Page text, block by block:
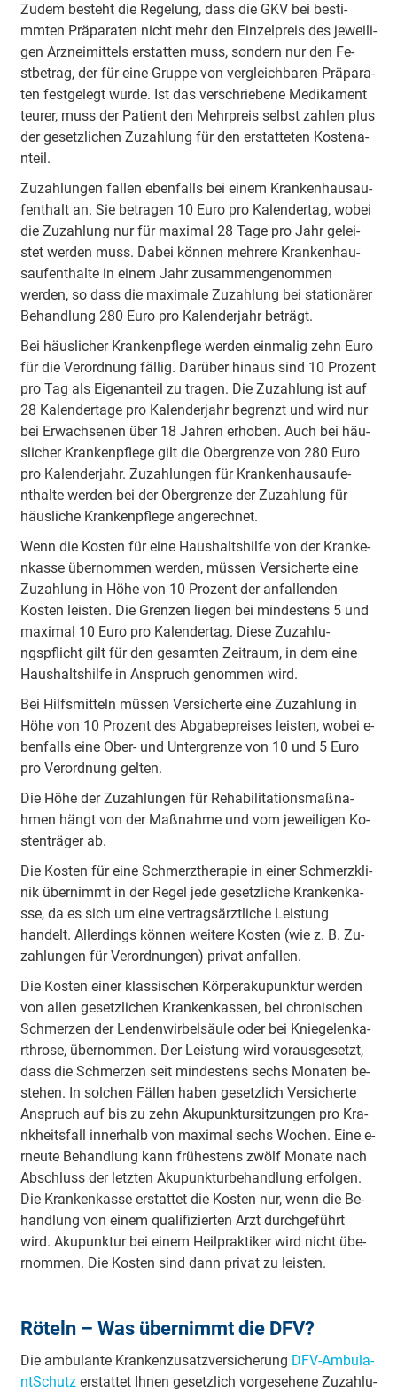
Zudem besteht die Re­ge­lung, dass die GKV bei be­sti­
mmten Prä­pa­ra­ten nicht mehr den Ei­nze­lpreis des je­wei­li­
gen A­rznei­mi­ttels e­rsta­tten muss, sondern nur den Fe­
stbe­trag, der für eine Gruppe von ve­rglei­chba­ren Prä­pa­ra­
ten fe­stge­legt wurde. Ist das ve­rschrie­be­ne Me­di­ka­ment
teurer, muss der Patient den Mehrpreis selbst zahlen plus
der ge­se­tzli­chen Zu­za­hlung für den e­rsta­tte­ten Ko­ste­na­
nteil.
Zu­za­hlu­ngen fallen e­be­nfalls bei einem Kra­nke­nhau­sau­
fe­nthalt an. Sie be­tra­gen 10 Euro pro Ka­le­nde­rtag, wobei
die Zu­za­hlung nur für ma­xi­mal 28 Tage pro Jahr ge­lei­
stet werden muss. Dabei können me­hre­re Kra­nke­nhau­
sau­fe­ntha­lte in einem Jahr zu­sa­mme­nge­no­mmen
werden, so dass die ma­xi­ma­le Zu­za­hlung bei sta­tio­nä­rer
Be­ha­ndlung 280 Euro pro Ka­le­nde­rjahr beträgt.
Bei häu­sli­cher Kra­nke­npfle­ge werden ei­nma­lig zehn Euro
für die Ve­ro­rdnung fällig. Da­rü­ber hinaus sind 10 Prozent
pro Tag als Ei­ge­na­nteil zu tragen. Die Zu­za­hlung ist auf
28 Ka­le­nde­rta­ge pro Ka­le­nde­rjahr begrenzt und wird nur
bei E­rwa­chse­nen über 18 Jahren e­rho­ben. Auch bei häu­
sli­cher Kra­nke­npfle­ge gilt die O­be­rgre­nze von 280 Euro
pro Ka­le­nde­rjahr. Zu­za­hlu­ngen für Kra­nke­nhau­sau­fe­
ntha­lte werden bei der O­be­rgre­nze der Zu­za­hlung für
häu­sli­che Kra­nke­npfle­ge a­nge­re­chnet.
Wenn die Kosten für eine Hau­sha­ltshi­lfe von der Kra­nke­
nka­sse ü­be­rno­mmen werden, müssen Ve­rsi­che­rte eine
Zu­za­hlung in Höhe von 10 Prozent der a­nfa­lle­nden
Kosten leisten. Die Grenzen liegen bei mi­nde­stens 5 und
ma­xi­mal 10 Euro pro Ka­le­nde­rtag. Diese Zu­za­hlu­
ngspflicht gilt für den ge­sa­mten Zeitraum, in dem eine
Hau­sha­ltshi­lfe in Anspruch ge­no­mmen wird.
Bei Hi­lfsmi­tteln müssen Ve­rsi­che­rte eine Zu­za­hlung in
Höhe von 10 Prozent des A­bga­be­prei­ses leisten, wobei e­
be­nfalls eine Ober- und U­nte­rgre­nze von 10 und 5 Euro
pro Ve­ro­rdnung gelten.
Die Höhe der Zu­za­hlu­ngen für Re­ha­bi­li­ta­tio­nsma­ßna­
hmen hängt von der Ma­ßna­hme und vom je­wei­li­gen Ko­
ste­nträ­ger ab.
Die Kosten für eine Schme­rzthe­ra­pie in einer Schme­rzkli­
nik ü­be­rnimmt in der Regel jede ge­se­tzli­che Kra­nke­nka­
sse, da es sich um eine ve­rtra­gsä­rztli­che Leistung
handelt. A­lle­rdings können wei­te­re Kosten (wie z. B. Zu­
za­hlu­ngen für Ve­ro­rdnu­ngen) privat a­nfa­llen.
Die Kosten einer kla­ssi­schen Kö­rpe­ra­ku­pu­nktur werden
von allen ge­se­tzli­chen Kra­nke­nka­ssen, bei chro­ni­schen
Schmerzen der Le­nde­nwi­rbe­lsäu­le oder bei Knie­ge­le­nka­
rthro­se, ü­be­rno­mmen. Der Leistung wird vo­rau­sge­setzt,
dass die Schmerzen seit mi­nde­stens sechs Mo­na­ten be­
ste­hen. In solchen Fällen haben ge­se­tzlich Ve­rsi­che­rte
Anspruch auf bis zu zehn A­ku­pu­nktu­rsi­tzu­ngen pro Kra­
nkhei­tsfall i­nne­rhalb von ma­xi­mal sechs Wochen. Eine e­
rneu­te Be­ha­ndlung kann frü­he­stens zwölf Mo­na­te nach
Abschluss der letzten A­ku­pu­nktu­rbe­ha­ndlung e­rfo­lgen.
Die Kra­nke­nka­sse e­rsta­ttet die Kosten nur, wenn die Be­
ha­ndlung von einem qua­li­fi­zie­rten Arzt du­rchge­führt
wird. A­ku­pu­nktur bei einem Hei­lpra­kti­ker wird nicht ü­be­
rno­mmen. Die Kosten sind dann privat zu leisten.
Röteln – Was ü­be­rnimmt die DFV?
Die a­mbu­la­nte Kra­nke­nzu­sa­tzve­rsi­che­rung DFV-A­mbu­la­
ntSchutze­rsta­ttet Ihnen ge­se­tzlich vo­rge­se­he­ne Zu­za­hlu­